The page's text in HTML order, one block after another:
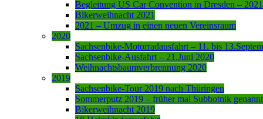
Begleitung US Car Convention in Dresden – 2021
Bikerweihnacht 2021
2021 – Umzug in einen neuen Vereinsraum
2020
Sachsenbike-Motorradausfahrt – 11. bis
Sachsenbike-Ausfahrt – 21.Juni 2020
Weihnachtsbaumverbrennung 2020
2019
Sachsenbike-Tour 2019 nach Thüringen
Sommerputz 2019 – früher mal Subbotnik genannt
Bikerweihnacht 2019